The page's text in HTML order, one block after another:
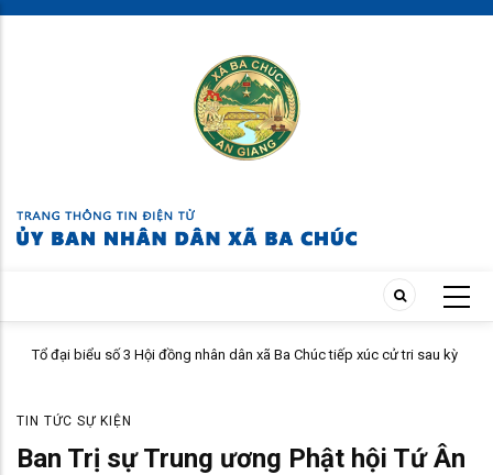
Skip
Tổ đại biểu số 3 Hội đồng nhân dân xã Ba Chúc tiếp xúc cử tri sau kỳ
TIN TỨC SỰ KIỆN
Ban Trị sự Trung ương Phật hội Tứ Ân